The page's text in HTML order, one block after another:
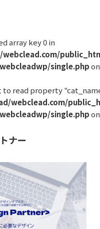
array key 0 in
single.php
read property
webclead.com/
single.php
ナー